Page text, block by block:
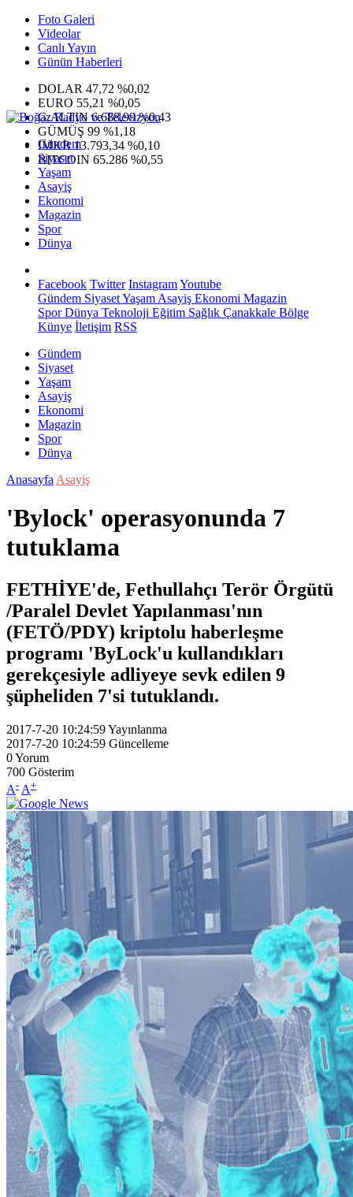
Foto Galeri
Videolar
Canlı Yayın
Günün Haberleri
DOLAR 47,72 %0,02
EURO 55,21 %0,05
G.ALTIN6.688,99 %0,43
GÜMÜŞ 99 %1,18
IMKB13.793,34 %0,10
BITCOIN 65.286 %0,55
Gündem
Siyaset
Yaşam
Asayiş
Ekonomi
Magazin
Spor
Dünya
Facebook Twitter InstagramYoutube
Gündem SiyasetYaşam Asayiş Ekonomi Magazin
SporDünya Teknoloji Eğitim Sağlık Çanakkale Bölge
Künye İletişim RSS
Gündem
Siyaset
Yaşam
Asayiş
Ekonomi
Magazin
Spor
Dünya
Anasayfa Asayiş
'Bylock' operasyonunda 7
tutuklama
FETHİYE'de, Fethullahçı Terör Örgütü
/Paralel Devlet Yapılanması'nın
(FETÖ/PDY) kriptolu haberleşme
programı 'ByLock'u kullandıkları
gerekçesiyle adliyeye sevk edilen 9
şüpheliden 7'si tutuklandı.
2017-7-20 10:24:59Yayınlanma
2017-7-20 10:24:59 Güncelleme
0Yorum
700 Gösterim
A- A+